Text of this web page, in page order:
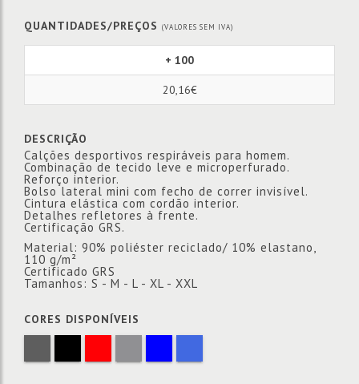
QUANTIDADES/PREÇOS (VALORES SEM IVA)
+ 100
20,16€
DESCRIÇÃO
Calções desportivos respiráveis para homem.
Combinação de tecido leve e microperfurado.
Reforço interior.
Bolso lateral mini com fecho de correr invisível.
Cintura elástica com cordão interior.
Detalhes refletores à frente.
Certificação GRS.
Material: 90% poliéster reciclado/ 10% elastano,
110 g/m²
Certificado GRS
Tamanhos: S - M - L - XL - XXL
CORES DISPONÍVEIS